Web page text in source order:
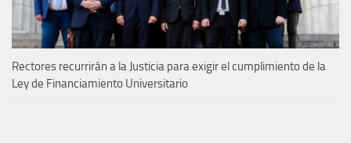
Rectores recurrirán a la Justicia para exigir el cumplimiento de la
Ley de Financiamiento Universitario